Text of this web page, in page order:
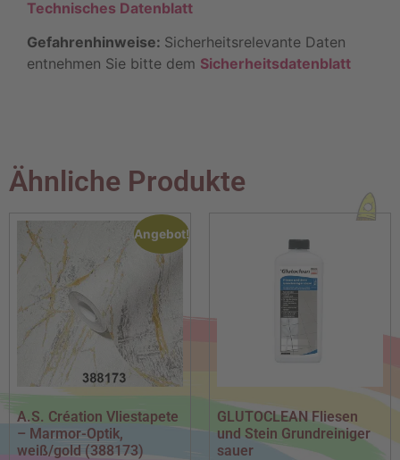
Technisches Datenblatt
Gefahrenhinweise: Sicherheitsrelevante Daten
entnehmen Sie bitte dem Sicherheitsdatenblatt
Ähnliche Produkte
Angebot!
A.S. Création Vliestapete
– Marmor-Optik,
weiß/gold (388173)
GLUTOCLEAN Fliesen
und Stein Grundreiniger
sauer